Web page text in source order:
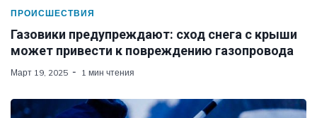
ПРОИСШЕСТВИЯ
Газовики предупреждают: сход снега с крыши
может привести к повреждению газопровода
Март 19, 2025 1 мин чтения